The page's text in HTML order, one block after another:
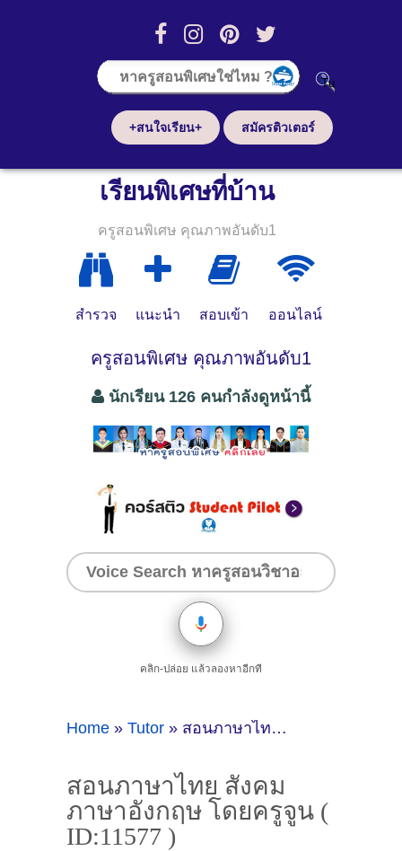
+สนใจเรียน+ สมัครติวเตอร์
เรียนพิเศษที่บ้าน
ครูสอนพิเศษ คุณภาพอันดับ1
สำรวจ แนะนำ สอบเข้า ออนไลน์
ครูสอนพิเศษ คุณภาพอันดับ1
นักเรียน 126 คนกำลังดูหน้านี้
คลิก-ปล่อย แล้วลองหาอีกที
Home » Tutor » สอนภาษาไทย สังคม ภาษาอังกฤษ โดยครูจูน ( ID:11577 )
สอนภาษาไทย สังคม
ภาษาอังกฤษ โดยครูจูน (
ID:11577 )